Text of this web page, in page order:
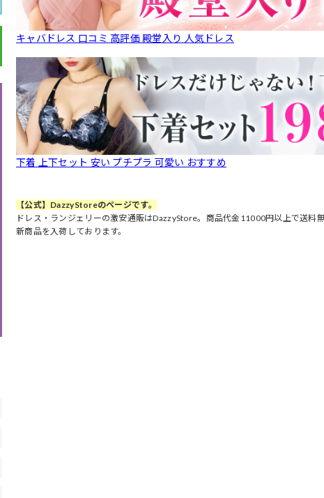
キャバドレス 口コミ 高評価 殿堂入り 人気ドレス
下着 上下セット 安い プチプラ 可愛い おすすめ
【公式】DazzyStoreのページです。
ドレス・ランジェリーの激安通販はDazzyStore。商品代金11000円以上で送料
新商品を入荷しております。